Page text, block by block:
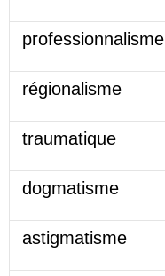
professionnalisme
régionalisme
traumatique
dogmatisme
astigmatisme